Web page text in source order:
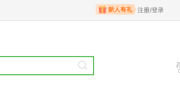
注册/登录